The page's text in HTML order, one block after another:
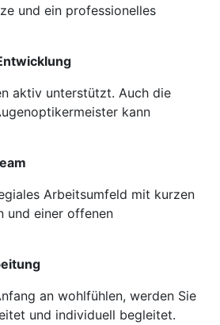
und ein professionelles
aktiv unterstützt. Auch die
kann
Arbeitsumfeld mit kurzen
und einer offenen
an wohlfühlen, werden Sie
und individuell begleitet.